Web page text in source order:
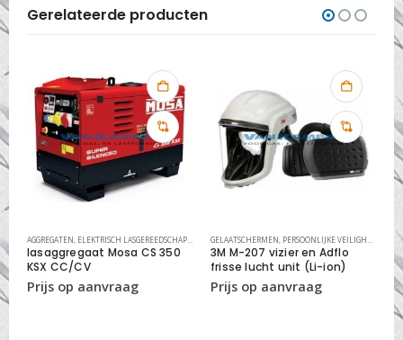
Gerelateerde producten
, LASAGGREGATEN
AGGREGATEN, ELEKTRISCH LASGEREEDSCHAP,LASAGGREGATEN
lasaggregaat Mosa CS 350
KSX CC/CV
GELAATSCHERMEN, PERSOONLIJKE VEILIGHEID
3M M-207 vizier en Adflo
frisse lucht unit (Li-ion)